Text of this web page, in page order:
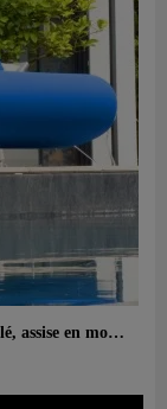
Canapé design MW06 – Parois en PMMA coulé, assise en mousse alvéolaire